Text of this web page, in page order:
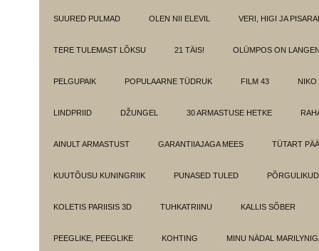
SUURED PULMAD OLEN NII ELEVIL VERI, HIGI JA
TERE TULEMAST LÕKSU 21 TÄIS! OLÜMPOS ON
PELGUPAIK POPULAARNE TÜDRUK FILM 43 NIKO
LINDPRIID DŽUNGEL 30 ARMASTUSE HETKE
AINULT ARMASTUST GARANTIIAJAGA MEES TÜTART
KUUTÕUSU KUNINGRIIK PUNASED TULED
KOLETIS PARIISIS 3D TUHKATRIINU KALLIS SÕBER
PEEGLIKE, PEEGLIKE KOHTING MINU NÄDAL